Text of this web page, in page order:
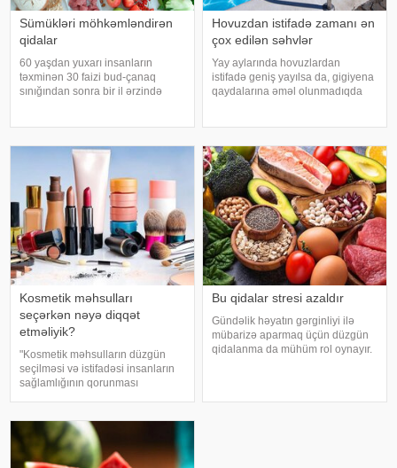
Sümükləri möhkəmləndirən
qidalar
60 yaşdan yuxarı insanların
təxminən 30 faizi bud-çanaq
sınığından sonra bir il ərzində
riskini azaltmaq üçün kalsium, D
vitamini, zülal
Hovuzdan istifadə zamanı ən
çox edilən səhvlər
Yay aylarında hovuzlardan
istifadə geniş yayılsa da, gigiyena
qaydalarına əməl olunmadıqda
sonra duş qəbul etmək, hovuz
kənarınd
Kosmetik məhsulları
seçərkən nəyə diqqət
etməliyik?
"Kosmetik məhsulların düzgün
seçilməsi və istifadəsi insanların
sağlamlığının qorunması
Səhiyyə Nazirliyinin rəsmi
"Instagram" hesabınd
Bu qidalar stresi azaldır
Gündəlik həyatın gərginliyi ilə
mübarizə aparmaq üçün düzgün
qidalanma da mühüm rol oynayır.
təsirlərini azaltmağa kömək edə